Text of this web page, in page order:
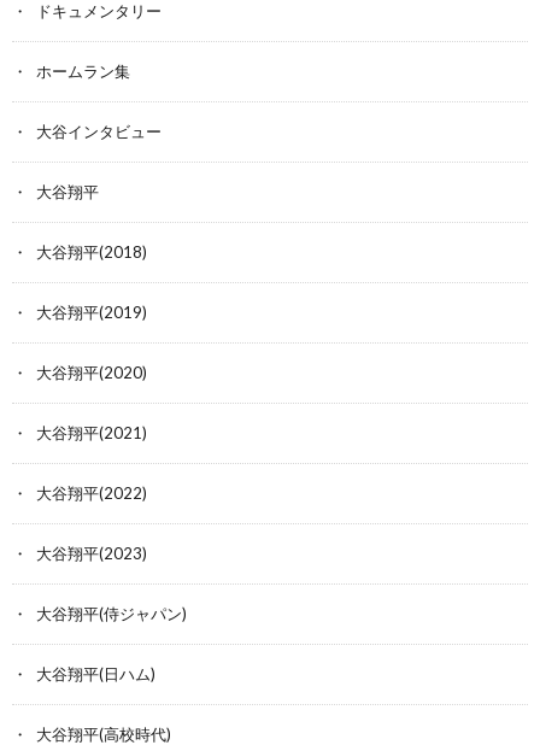
ドキュメンタリー
ホームラン集
大谷インタビュー
大谷翔平
大谷翔平(2018)
大谷翔平(2019)
大谷翔平(2020)
大谷翔平(2021)
大谷翔平(2022)
大谷翔平(2023)
大谷翔平(侍ジャパン)
大谷翔平(日ハム)
大谷翔平(高校時代)